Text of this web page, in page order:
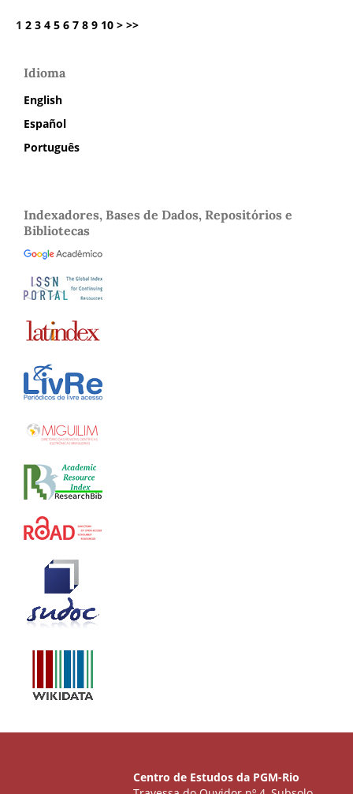
1 2 3 4 5 6 7 8 9 10 > >>
Idioma
English
Español
Português
Indexadores, Bases de Dados, Repositórios e
Bibliotecas
Centro de Estudos da PGM-Rio